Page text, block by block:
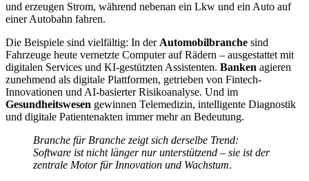
Die Beispiele sind vielfältig: In der Automobilbranche sind
Fahrzeuge heute vernetzte Computer auf Rädern – ausgestattet mit
digitalen Services und KI-gestützten Assistenten. Banken agieren
zunehmend als digitale Plattformen, getrieben von Fintech-
Innovationen und AI-basierter Risikoanalyse. Und im
Gesundheitswesen gewinnen Telemedizin, intelligente Diagnostik
und digitale Patientenakten immer mehr an Bedeutung.
Branche für Branche zeigt sich derselbe Trend:
Software ist nicht länger nur unterstützend – sie ist der
zentrale Motor für Innovation und Wachstum.